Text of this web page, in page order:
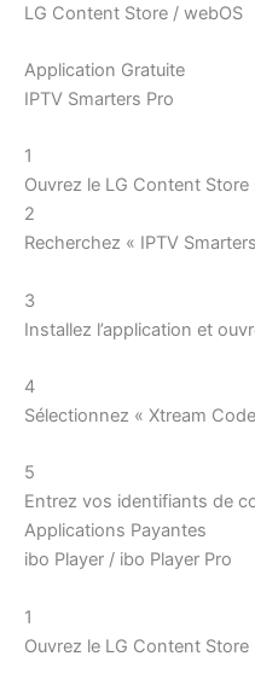
LG Content Store / webOS
Application Gratuite
IPTV Smarters Pro
1
Ouvrez le LG Content
2
Recherchez « IPTV
3
Installez l’application et
4
Sélectionnez « Xtream
5
Entrez vos identifiants de
Applications Payantes
ibo Player / ibo Player Pro
1
Ouvrez le LG Content Store